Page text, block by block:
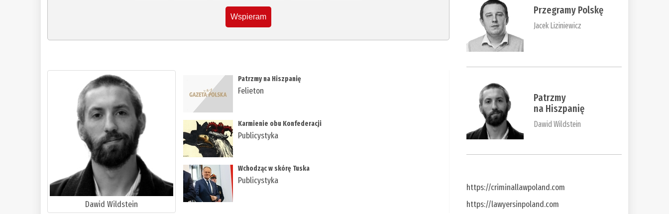
Wspieram
Dawid Wildstein
Patrzmy na Hiszpanię
Felieton
Karmienie obu Konfederacji
Publicystyka
Wchodząc w skórę Tuska
Publicystyka
Przegramy Polskę
Jacek Liziniewicz
Patrzmy
na Hiszpanię
Dawid Wildstein
https://criminallawpoland.com
https://lawyersinpoland.com